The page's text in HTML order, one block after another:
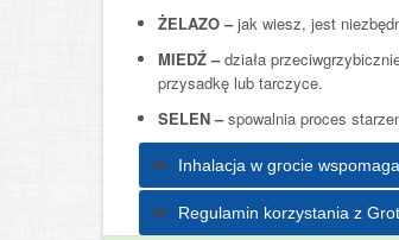
ŻELAZO –jak wiesz, jest
MIEDŹ –działa
przysadkę lub tarczyce.
SELEN –spowalnia proces
Inhalacja w grocie
Regulamin korzystania z